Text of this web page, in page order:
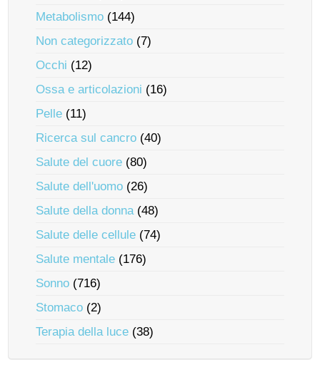
Metabolismo (144)
Non categorizzato (7)
Occhi (12)
Ossa e articolazioni (16)
Pelle (11)
Ricerca sul cancro (40)
Salute del cuore (80)
Salute dell'uomo (26)
Salute della donna(48)
Salute delle cellule (74)
Salute mentale (176)
Sonno (716)
Stomaco (2)
Terapia della luce (38)